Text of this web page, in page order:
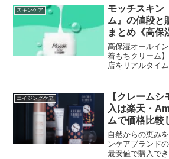
していきたいと
ディアル『オー
で購入できる販
ムでチェック！
て損しないよう
スキンケア
モッチスキン
ム』の値段と
まとめ《高保
リーム》
高保湿オールイ
着もちクリーム
店をリアルタイ
考にしてみてく
エイジングケア
【クレーム
入は楽天・
ムで価格比較
自然からの恵み
ンケアブランド
最安値で購入で